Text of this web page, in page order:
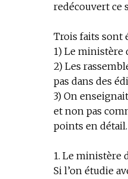
redécouvert ce
Trois faits sont
1) Le ministère
2) Les
pas dans des
3) On
et non pas
points en détail.
1. Le ministère
Si l’on étudie